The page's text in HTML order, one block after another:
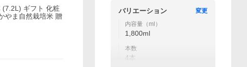
(7.2L) ギフト 化粧
やま自然栽培米 贈
バリエーション
変更
内容量（ml）
1,800ml
本数
4本